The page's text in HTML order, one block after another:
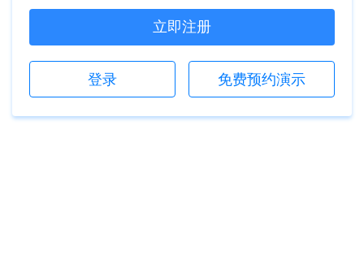
立即注册
登录 免费预约演示